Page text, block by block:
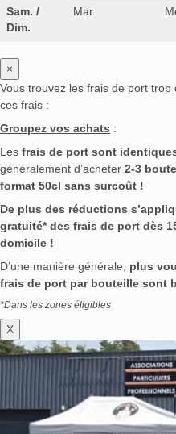
Sam. /
Dim.
Mar
×
Vous trouvez les frais de port
ces frais :
Groupez vos achats :
Les frais de port sont
généralement d’acheter 2-3
format 50cl sans surcoût !
De plus des réductions
gratuité* des frais de port dès
domicile !
D’une manière générale, plus
frais de port par bouteille sont
*Dans les zones éligibles
X